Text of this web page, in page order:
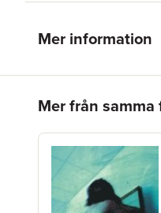
Mer information
Mer från